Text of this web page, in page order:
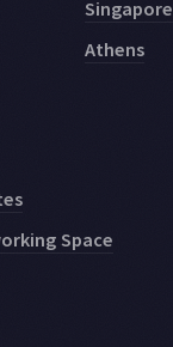
Singapore
Athens
Space